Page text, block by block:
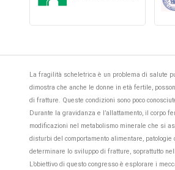
La fragilità scheletrica è un problema di salute
dimostra che anche le donne in età fertile,
di fratture. Queste condizioni sono poco
Durante la gravidanza e l’allattamento, il corpo
modificazioni nel metabolismo minerale che si
disturbi del comportamento alimentare,
determinare lo sviluppo di fratture, soprattutto
L’obiettivo di questo congresso è esplorare i